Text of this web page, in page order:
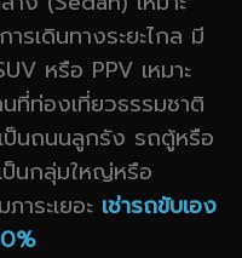
รเดินทางระยะไกล มี
หรือ PPV เหมาะ
ที่ท่องเที่ยวธรรมชาติ
ป็นถนนลูกรัง รถตู้หรือ
ป็นกลุ่มใหญ่หรือ
ระเยอะ เช่ารถขับเอง